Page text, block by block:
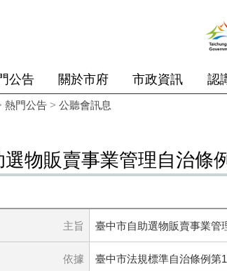
公告 關於市府 市政資訊 認
熱門公告 > 公聽會訊息
選物販賣事業管理自治條
主旨 臺中市自助選物販賣事業管
依據 臺中市法規標準自治條例第